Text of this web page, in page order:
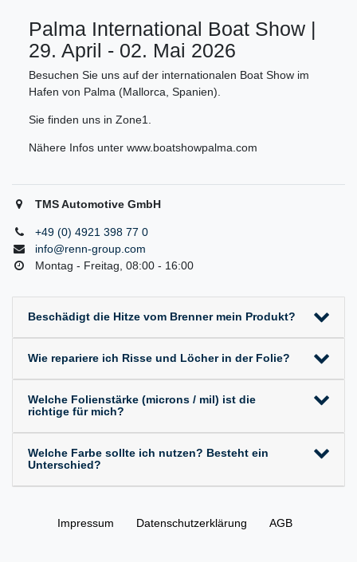
Palma International Boat Show |
29. April - 02. Mai 2026
Besuchen Sie uns auf der internationalen Boat Show im
Hafen von Palma (Mallorca, Spanien).
Sie finden uns in Zone1.
Nähere Infos unter www.boatshowpalma.com
TMS Automotive GmbH
+49 (0) 4921 398 77 0
info@renn-group.com
Montag - Freitag, 08:00 - 16:00
Beschädigt die Hitze vom Brenner mein Produkt?
Wie repariere ich Risse und Löcher in der Folie?
Welche Folienstärke (microns / mil) ist die
richtige für mich?
Welche Farbe sollte ich nutzen? Besteht ein
Unterschied?
Impressum Daten­schutz­erklärung AGB